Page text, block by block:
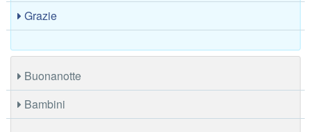
Grazie
Buonanotte
Bambini